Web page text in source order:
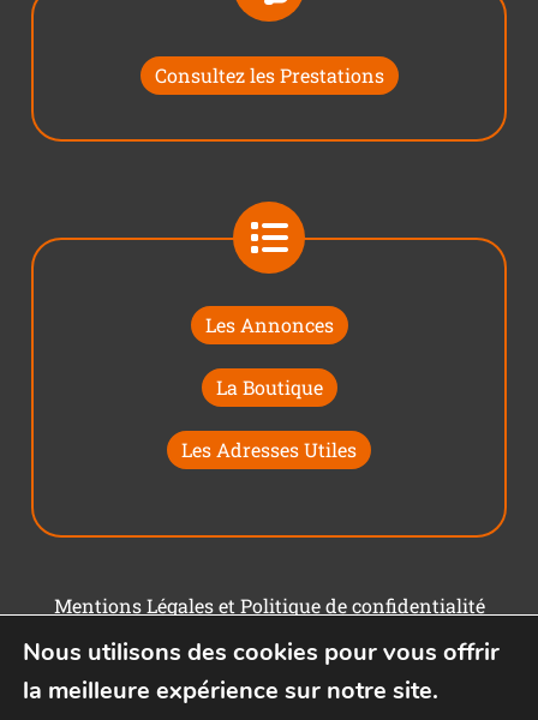
Consultez les Prestations
Les Annonces
La Boutique
Les Adresses Utiles
Mentions Légales et Politique de confidentialité
Conditions générales d'utilisation
Nous utilisons des cookies pour vous offrir
la meilleure expérience sur notre site.